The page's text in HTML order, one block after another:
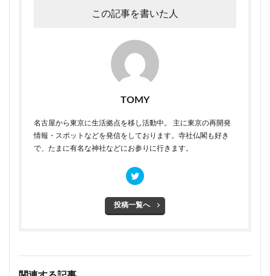
この記事を書いた人
TOMY
名古屋から東京に生活拠点を移し活動中。 主に東京の再開発
情報・スポットなどを発信をしております。寺社仏閣も好き
で、たまに有名な神社などにお参りに行きます。
投稿一覧へ